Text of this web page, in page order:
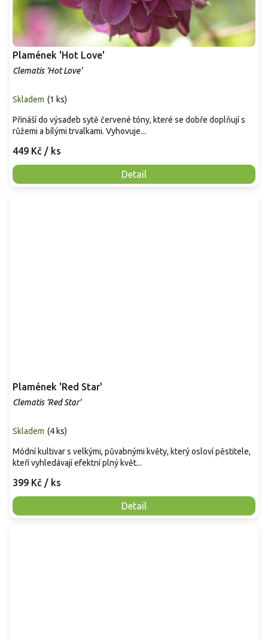
Plamének 'Hot Love'
Clematis 'Hot Love'
Skladem (1 ks)
449 Kč / ks
Detail
Přináší do výsadeb sytě červené tóny, které se dobře doplňují s
růžemi a bílými trvalkami. Vyhovuje...
Plamének 'Red Star'
Clematis 'Red Star'
Skladem (4 ks)
399 Kč / ks
Detail
Módní kultivar s velkými, půvabnými květy, který osloví pěstitele,
kteří vyhledávají efektní plný květ...